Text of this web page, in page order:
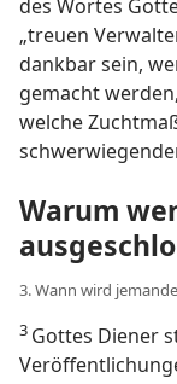
des Wortes
„treuen
dankbar sein,
gemacht
welche
Warum
3. Wann wird
3 Gottes Diener